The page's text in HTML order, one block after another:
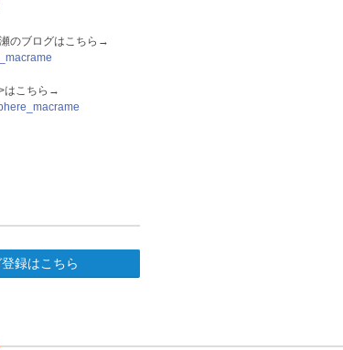
のブログはこちら→
はこちら→
登録はこちら